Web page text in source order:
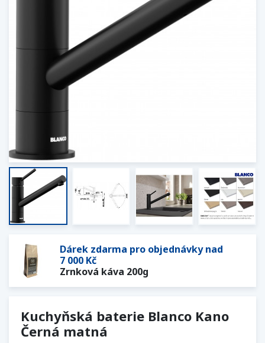
Dárek zdarma pro objednávky nad
7 000 Kč
Zrnková káva 200g
Kuchyňská baterie Blanco Kano
Černá matná